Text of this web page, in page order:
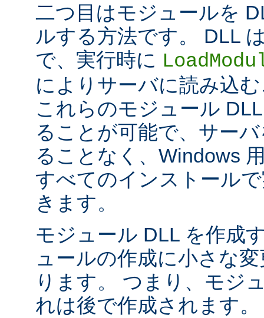
二つ目はモジュールを
ルする方法です。 DLL
で、実行時に
によりサーバに読み込
これらのモジュール
ることが可能で、サー
ることなく、Windows
すべてのインストール
きます。
モジュール DLL を作成
ュールの作成に小さな
ります。 つまり、モジ
れは後で作成されます